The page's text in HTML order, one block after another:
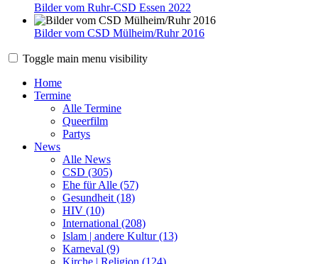
Bilder vom Ruhr-CSD Essen 2022
Bilder vom CSD Mülheim/Ruhr 2016
Toggle main menu visibility
Home
Termine
Alle Termine
Queerfilm
Partys
News
Alle News
CSD (305)
Ehe für Alle (57)
Gesundheit (18)
HIV (10)
International (208)
Islam | andere Kultur (13)
Karneval (9)
Kirche | Religion (124)